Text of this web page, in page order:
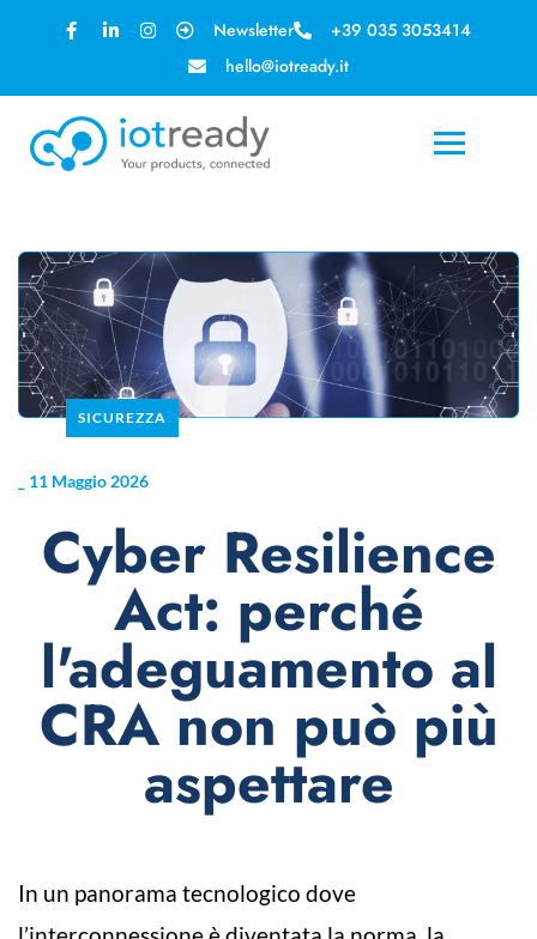
Newsletter
+39 035 3053414
hello@iotready.it
SICUREZZA
11 Maggio 2026
Cyber Resilience
Act: perché
l'adeguamento al
CRA non può più
aspettare
In un panorama tecnologico dove